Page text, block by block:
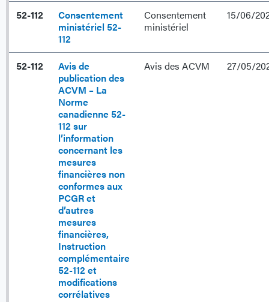
52-112
Consentement
ministériel 52-
112
Consentement
ministériel
15/06/
52-112
Avis de
publication des
ACVM – La
Norme
canadienne 52-
112 sur
l’information
concernant les
mesures
financières non
conformes aux
PCGR et
d’autres
mesures
financières,
Instruction
complémentaire
52-112 et
modifications
corrélatives
Avis des ACVM 27/05/